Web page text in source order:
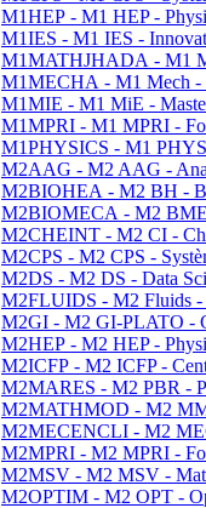
M1HEP - M1 HEP -
M1IES - M1 IES -
M1MATHJHADA - M1
M1MECHA - M1 Mech -
M1MIE - M1 MiE -
M1MPRI - M1 MPRI -
M1PHYSICS - M1
M2AAG - M2 AAG -
M2BIOHEA - M2 BH -
M2BIOMECA - M2
M2CHEINT - M2 CI -
M2CPS - M2 CPS -
M2DS - M2 DS - Data
M2FLUIDS - M2 Fluids -
M2GI - M2 GI-PLATO -
M2HEP - M2 HEP -
M2ICFP - M2 ICFP -
M2MARES - M2 PBR -
M2MATHMOD - M2
M2MECENCLI - M2
M2MPRI - M2 MPRI -
M2MSV - M2 MSV -
M2OPTIM - M2 OPT -